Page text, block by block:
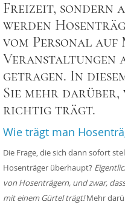
Kontakt
Freizeit, sondern
werden
vom Personal auf
Veranstaltungen
getragen. In
Sie mehr
richtig trägt.
Wie trägt man
Die Frage, die sich dann sofort
Hosenträger überhaupt?
von Hosenträgern, und zwar,
mit einem Gürtel trägt!Mehr